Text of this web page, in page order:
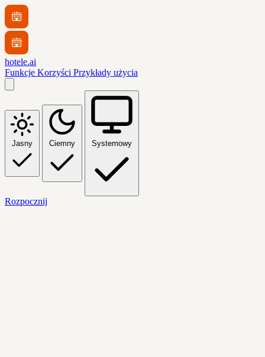
hotele.ai
Funkcje Korzyści Przykłady użycia
Jasny Ciemny Systemowy
Rozpocznij